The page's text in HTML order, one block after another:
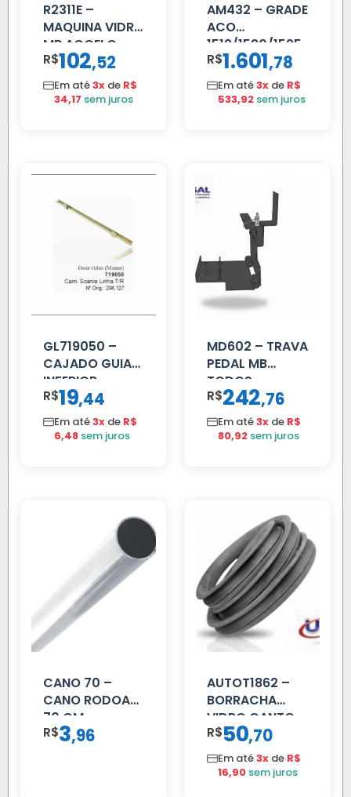
R2311E –
MAQUINA VIDRO
MB ACCELO
2002 ATE 2011
S/MOTOR LE
R$102,52
Em até3x de R$
34,17 sem juros
AM432 – GRADE
ACO
1519/1520/1525
R$1.601,78
Em até3x de R$
533,92 sem juros
GL719050 –
CAJADO GUIA
INFERIOR
SCANIA T/R
112/113 MENOR
R$19,44
Em até3x de R$
6,48 sem juros
MD602 – TRAVA
PEDAL MB
TODOS
R$242,76
Em até3x de R$
80,92 sem juros
CANO 70 –
CANO RODOAR
70 CM
R$3,96
AUTOT1862 –
BORRACHA
VIDRO CANTO
VOLVO NL
80/88…
R$50,70
Em até3x de R$
16,90 sem juros